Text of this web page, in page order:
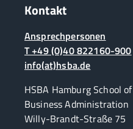
Kontakt
Ansprechpersonen
T +49 (0)40 822160-900
info(at)hsba.de
HSBA Hamburg School of
Business Administration
Willy-Brandt-Straße 75